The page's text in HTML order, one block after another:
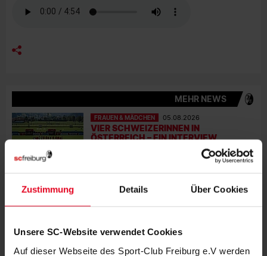
Zustimmung Details Über Cookies
Unsere SC-Website verwendet Cookies
Auf dieser Webseite des Sport-Club Freiburg e.V werden
MEHR NEWS
FRAUEN & MÄDCHEN 05.08.2026
VIER SCHWEIZERINNEN IN
ÖSTERREICH – EIN INTERVIEW
01.08.2026
BORBÁLA VINCZE VERSTÄRKT DEN
SPORT-CLUB
SC-FRAUEN SIND IN SCHRUNS